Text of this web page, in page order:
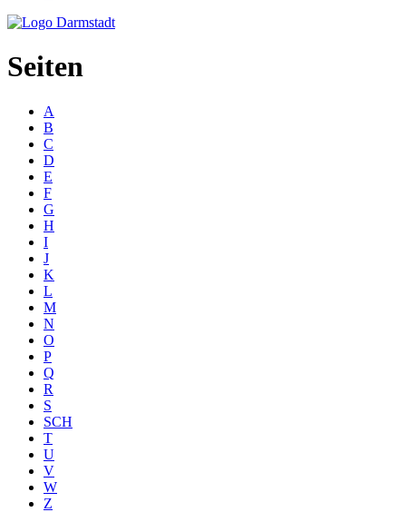
Seiten
A
B
C
D
E
F
G
H
I
J
K
L
M
N
O
P
Q
R
S
SCH
T
U
V
W
Z